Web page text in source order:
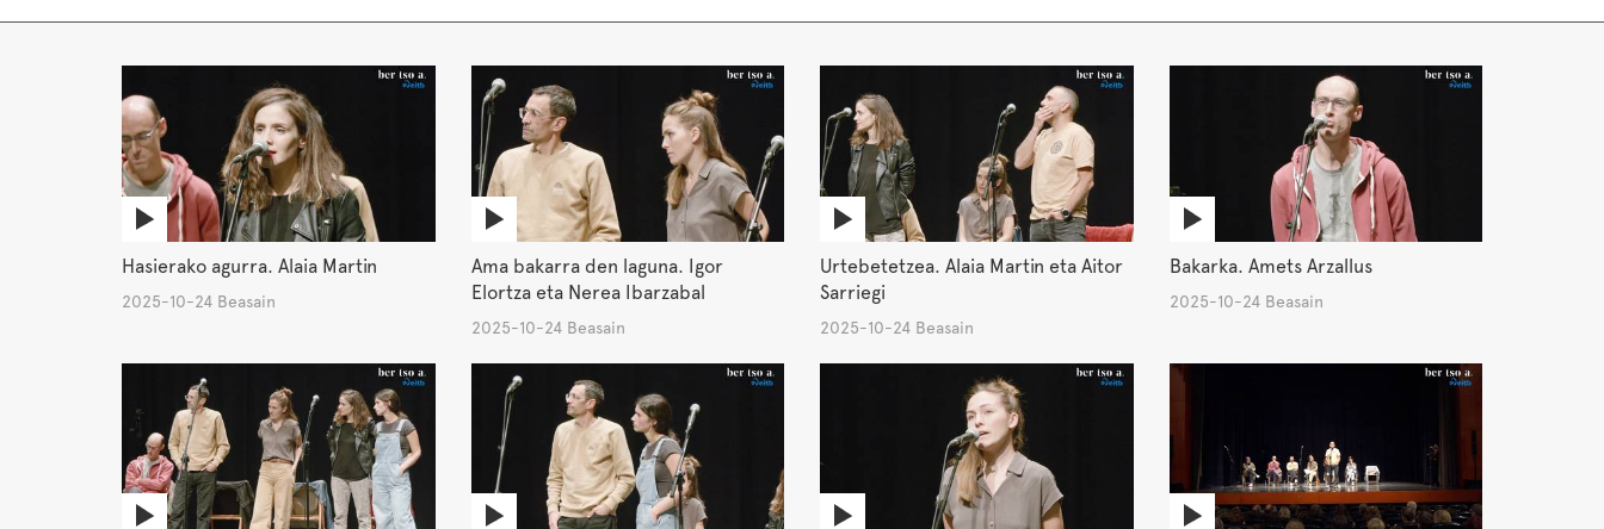
Hasierako agurra. Alaia Martin
2025-10-24 Beasain
Ama bakarra den laguna. Igor
Elortza eta Nerea Ibarzabal
2025-10-24 Beasain
Urtebetetzea. Alaia Martin eta Aitor
Sarriegi
2025-10-24 Beasain
Bakarka. Amets Arzallus
2025-10-24 Beasain